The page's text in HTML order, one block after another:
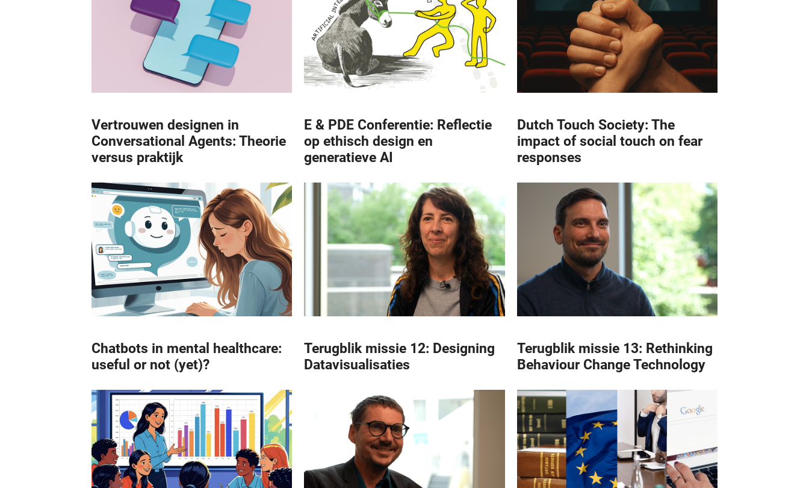
Vertrouwen designen in
Conversational Agents: Theorie
versus praktijk
E & PDE Conferentie: Reflectie
op ethisch design en
generatieve AI
Dutch Touch Society: The
impact of social touch on fear
responses
Chatbots in mental healthcare:
useful or not (yet)?
Terugblik missie 12: Designing
Datavisualisaties
Terugblik missie 13: Rethinking
Behaviour Change Technology